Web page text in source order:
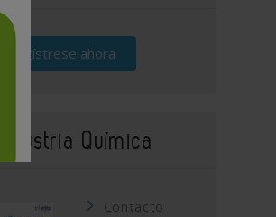
Regístrese ahora
Química
Contacto